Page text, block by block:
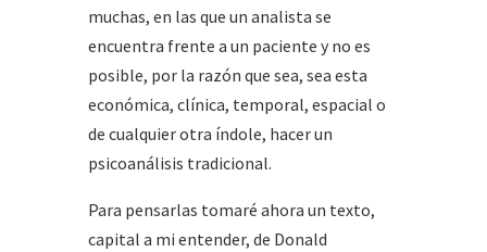
muchas, en las que un analista se
encuentra frente a un paciente y no es
posible, por la razón que sea, sea esta
económica, clínica, temporal, espacial o
de cualquier otra índole, hacer un
psicoanálisis tradicional.
Para pensarlas tomaré ahora un texto,
capital a mi entender, de Donald